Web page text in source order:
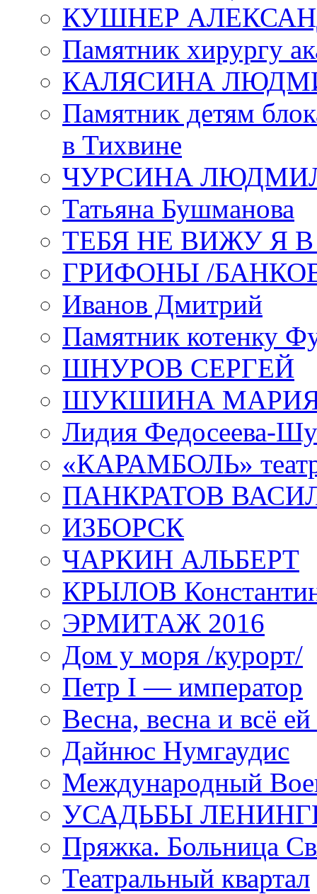
КУШНЕР
Памятник хирургу
КАЛЯСИНА
Памятник детям
в Тихвине
ЧУРСИНА
Татьяна Бушманова
ТЕБЯ НЕ ВИЖУ Я
ГРИФОНЫ /
Иванов Дмитрий
Памятник котенку
ШНУРОВ СЕРГЕЙ
ШУКШИНА
Лидия Федосеева-
«КАРАМБОЛЬ»
ПАНКРАТОВ
ИЗБОРСК
ЧАРКИН АЛЬБЕРТ
КРЫЛОВ
ЭРМИТАЖ 2016
Дом у моря /курорт/
Петр I — император
Весна, весна и всё
Дайнюс Нумгаудис
Международный
УСАДЬБЫ
Пряжка. Больница
Театральный квартал